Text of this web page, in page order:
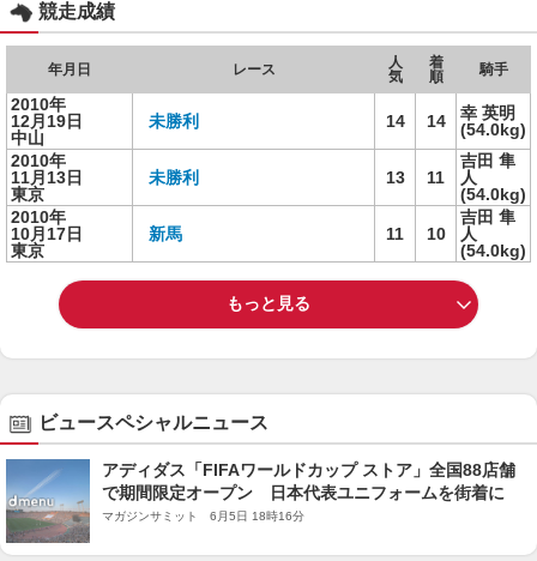
競走成績
年月日 レース
人
気
着
順
騎手
2010年
12月19日
中山
未勝利 14 14
幸 英明
(54.0kg)
2010年
11月13日
東京
未勝利 13 11
吉田 隼
人
(54.0kg)
2010年
10月17日
東京
新馬 11 10
吉田 隼
人
(54.0kg)
もっと見る
ビュースペシャルニュース
アディダス「FIFAワールドカップ ストア」全国88店舗
で期間限定オープン 日本代表ユニフォームを街着に
マガジンサミット 6月5日 18時16分